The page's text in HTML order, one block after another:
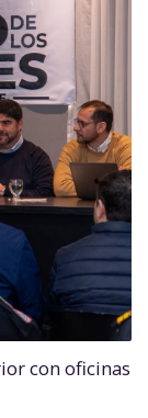
con oficinas